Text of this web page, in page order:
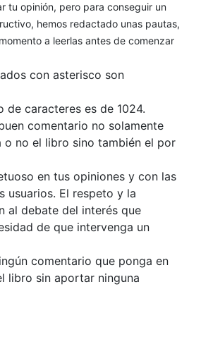
tu opinión, pero para conseguir un
hemos redactado unas pautas,
a leerlas antes de comenzar
con asterisco son
de caracteres es de 1024.
comentario no solamente
o no el libro sino también el por
en tus opiniones y con las
usuarios. El respeto y la
al debate del interés que
de que intervenga un
comentario que ponga en
libro sin aportar ninguna